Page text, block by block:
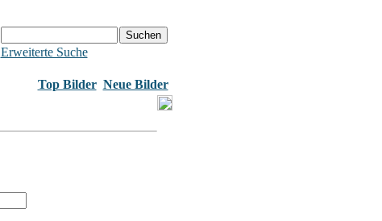
Erweiterte Suche
Top Bilder Neue Bilder